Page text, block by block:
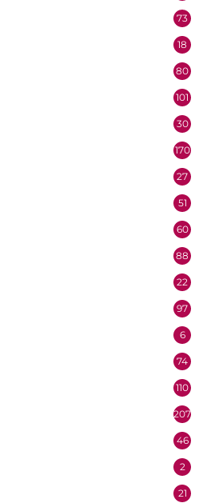
73
18
80
101
30
170
27
51
60
88
22
97
6
74
110
207
46
2
21